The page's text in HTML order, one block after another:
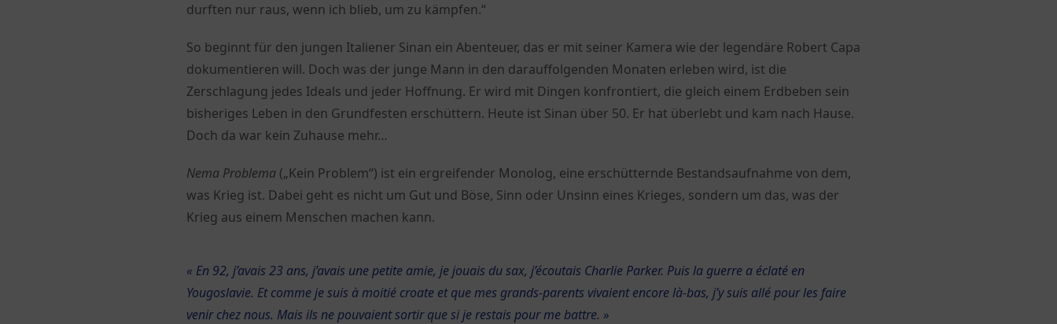
durften nur raus, wenn ich blieb, um zu kämpfen.“
So beginnt für den jungen Italiener Sinan ein Abenteuer, das er mit seiner Kamera wie der legendäre Robert Capa
dokumentieren will. Doch was der junge Mann in den darauffolgenden Monaten erleben wird, ist die
Zerschlagung jedes Ideals und jeder Hoffnung. Er wird mit Dingen konfrontiert, die gleich einem Erdbeben sein
bisheriges Leben in den Grundfesten erschüttern. Heute ist Sinan über 50. Er hat überlebt und kam nach Hause.
Doch da war kein Zuhause mehr…
Nema Problema („Kein Problem“) ist ein ergreifender Monolog, eine erschütternde Bestandsaufnahme von dem,
was Krieg ist. Dabei geht es nicht um Gut und Böse, Sinn oder Unsinn eines Krieges, sondern um das, was der
Krieg aus einem Menschen machen kann.
« En 92, j’avais 23 ans, j’avais une petite amie, je jouais du sax, j’écoutais Charlie Parker. Puis la guerre a éclaté en
Yougoslavie. Et comme je suis à moitié croate et que mes grands-parents vivaient encore là-bas, j’y suis allé pour les faire
venir chez nous. Mais ils ne pouvaient sortir que si je restais pour me battre. »